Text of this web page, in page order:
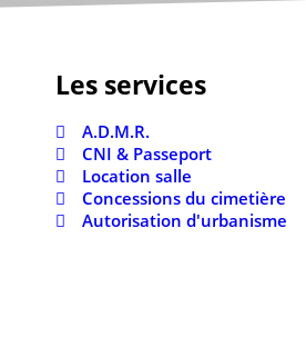
Les services
A.D.M.R.
CNI & Passeport
Location salle
Concessions du cimetière
Autorisation d'urbanisme